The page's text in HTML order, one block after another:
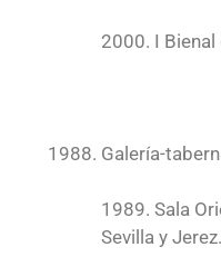
2000. I Bienal
Galería-
1989. Sala
Sevilla y